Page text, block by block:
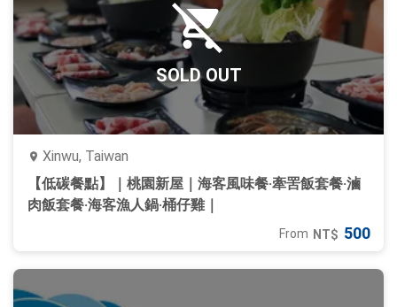
SOLD OUT
Xinwu, Taiwan
【低碳餐點】｜桃園新屋｜海客風味餐‧牽罟飯套餐‧滷
肉飯套餐‧海客漁人鍋‧桶仔雞｜
From NT$ 500